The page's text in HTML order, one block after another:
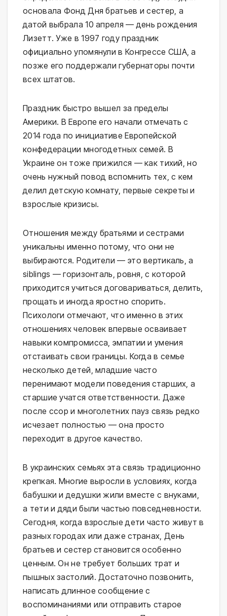
основала Фонд Дня братьев и сестер, а
датой выбрала 10 апреля — день рождения
Лизетт. Уже в 1997 году праздник
официально упомянули в Конгрессе США, а
позже его поддержали губернаторы почти
всех штатов.
Праздник быстро вышел за пределы
Америки. В Европе его начали отмечать с
2014 года по инициативе Европейской
конфедерации многодетных семей. В
Украине он тоже прижился — как тихий, но
очень нужный повод вспомнить тех, с кем
делил детскую комнату, первые секреты и
взрослые кризисы.
Отношения между братьями и сестрами
уникальны именно потому, что они не
выбираются. Родители — это вертикаль, а
siblings — горизонталь, ровня, с которой
приходится учиться договариваться, делить,
прощать и иногда яростно спорить.
Психологи отмечают, что именно в этих
отношениях человек впервые осваивает
навыки компромисса, эмпатии и умения
отстаивать свои границы. Когда в семье
несколько детей, младшие часто
перенимают модели поведения старших, а
старшие учатся ответственности. Даже
после ссор и многолетних пауз связь редко
исчезает полностью — она просто
переходит в другое качество.
В украинских семьях эта связь традиционно
крепкая. Многие выросли в условиях, когда
бабушки и дедушки жили вместе с внуками,
а тети и дяди были частью повседневности.
Сегодня, когда взрослые дети часто живут в
разных городах или даже странах, День
братьев и сестер становится особенно
ценным. Он не требует больших трат и
пышных застолий. Достаточно позвонить,
написать длинное сообщение с
воспоминаниями или отправить старое